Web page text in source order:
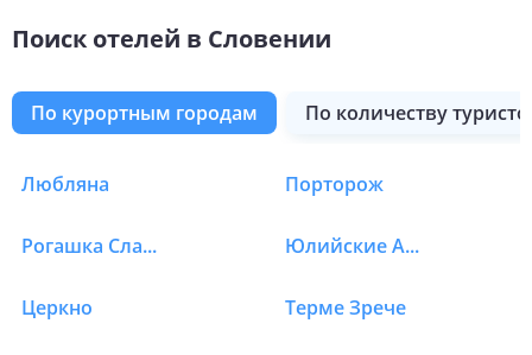
Поиск отелей в Словении
по курортным городам по количеству
Отели в Словении в
Любляна Порторож
Рогашка Слатина Юлийские Альпы
Церкно Терме Зрече